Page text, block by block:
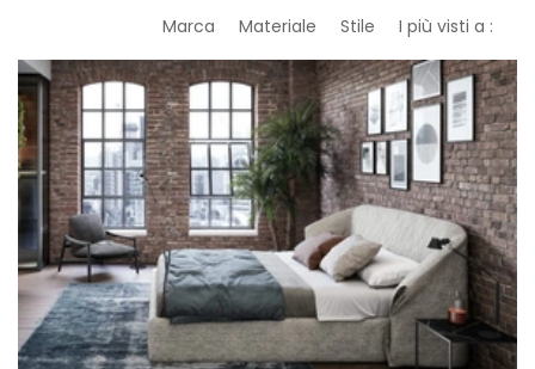
Marca
Materiale Stile I più visti a :